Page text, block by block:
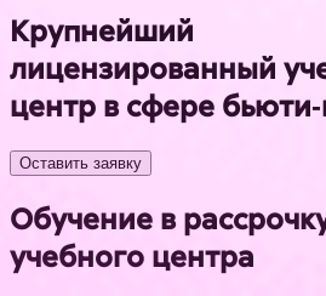
Крупнейший
лицензированный
центр в сфере
Оставить заявку
Обучение в
учебного центра